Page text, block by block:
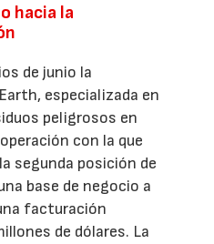
hacia la
de junio la
especializada en
peligrosos en
con la que
segunda posición de
base de negocio a
facturación
de dólares. La